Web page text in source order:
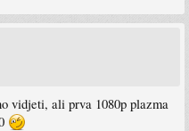
vidjeti, ali prva 1080p plazma